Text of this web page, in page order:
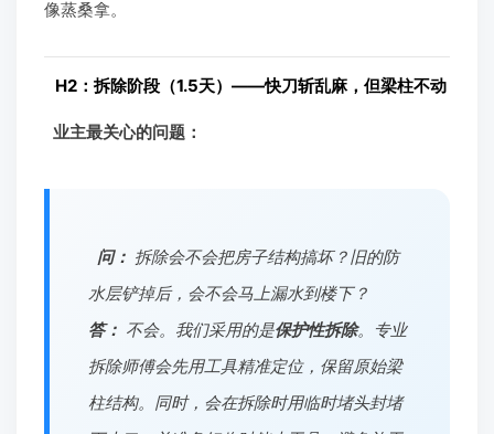
像蒸桑拿。
H2：拆除阶段（1.5天）——快刀斩乱麻，但梁柱不动
业主最关心的问题：
问： 拆除会不会把房子结构搞坏？旧的防
水层铲掉后，会不会马上漏水到楼下？
答： 不会。我们采用的是保护性拆除。专业
拆除师傅会先用工具精准定位，保留原始梁
柱结构。同时，会在拆除时用临时堵头封堵